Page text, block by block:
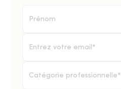
Catégorie professionnelle*